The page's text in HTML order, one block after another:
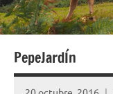
PepeJardÍn